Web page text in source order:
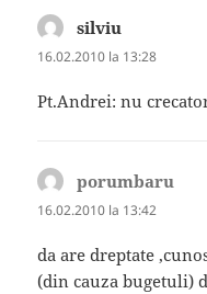
silviu
16.02.2010 la 13:28
Pt.Andrei: nu
porumbaru
16.02.2010 la 13:42
da are dreptate
(din cauza bugetuli)